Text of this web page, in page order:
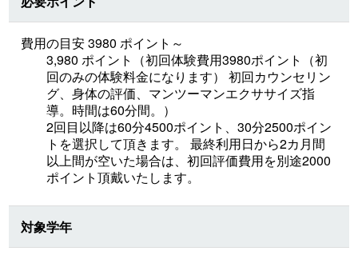
費用の目安 3980 ポイント～
3,980 ポイント（初回体験費用3980ポイント（初
回のみの体験料金になります） 初回カウンセリン
グ、身体の評価、マンツーマンエクササイズ指
導。時間は60分間。）
2回目以降は60分4500ポイント、30分2500ポイン
トを選択して頂きます。 最終利用日から2カ月間
以上間が空いた場合は、初回評価費用を別途2000
ポイント頂戴いたします。
対象学年